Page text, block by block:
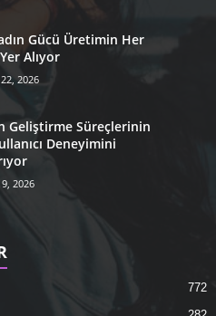
Gücü Üretimin Her
Alıyor
2026
Geliştirme Süreçlerinin
Deneyimini
2026
772